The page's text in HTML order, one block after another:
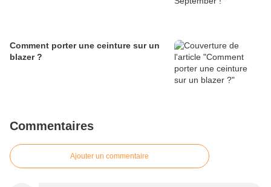
Comment porter une ceinture sur un
blazer ?
Commentaires
Ajouter un commentaire